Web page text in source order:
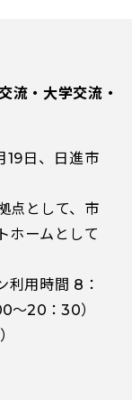
流・大学交流・
19日、日進市
点として、市
ホームとして
利用時間 8：
～20：30）